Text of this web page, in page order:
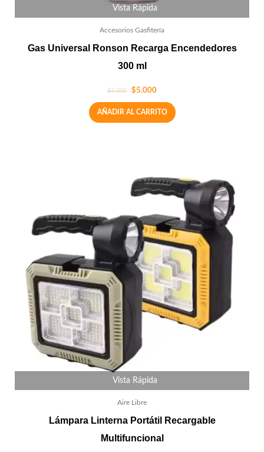
Vista Rápida
Accesorios Gasfitería
Gas Universal Ronson Recarga Encendedores
300 ml
$7.000 $5.000
AÑADIR AL CARRITO
Vista Rápida
Aire Libre
Lámpara Linterna Portátil Recargable
Multifuncional